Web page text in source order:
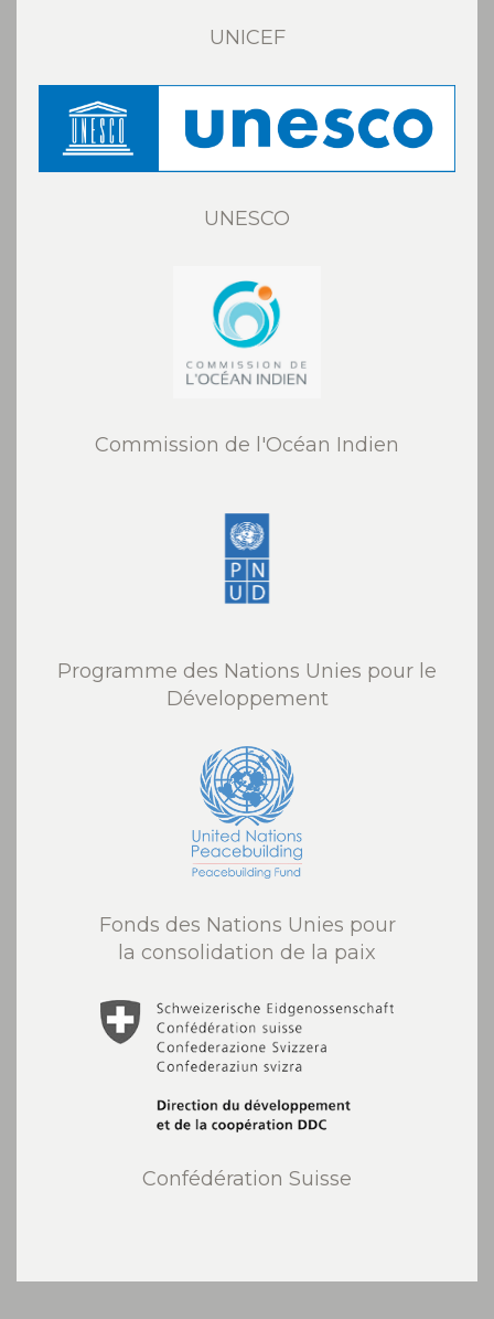
UNICEF
UNESCO
Commission de l'Océan Indien
Programme des Nations Unies pour le
Développement
Fonds des Nations Unies pour
la consolidation de la paix
Confédération Suisse